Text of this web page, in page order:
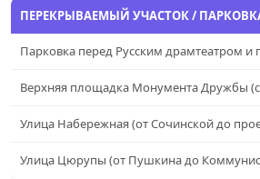
ПЕРЕКРЫВАЕМЫЙ УЧАСТОК /
Парковка перед Русским драмтеатром
Верхняя площадка Монумента Дружбы
Улица Набережная (от Сочинской до
Улица Цюрупы (от Пушкина до